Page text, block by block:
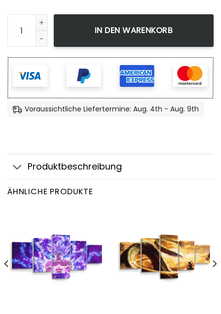
Dragon Ball Vegeta - Leinwandbild Menge
IN DEN WARENKORB
Voraussichtliche Liefertermine: Aug. 4th - Aug. 9th
Produktbeschreibung
ÄHNLICHE PRODUKTE